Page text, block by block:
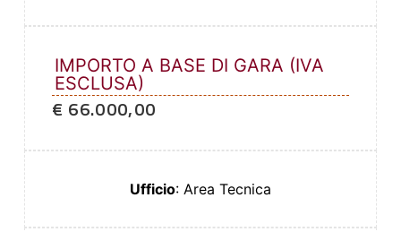
IMPORTO A BASE DI GARA (IVA
ESCLUSA)
€ 66.000,00
Ufficio: Area Tecnica